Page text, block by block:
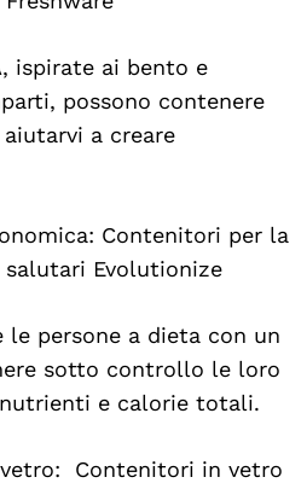
ispirate ai bento e
possono contenere
a creare
Contenitori per la
Evolutionize
le persone a dieta con un
sotto controllo le loro
e calorie totali.
Contenitori in vetro